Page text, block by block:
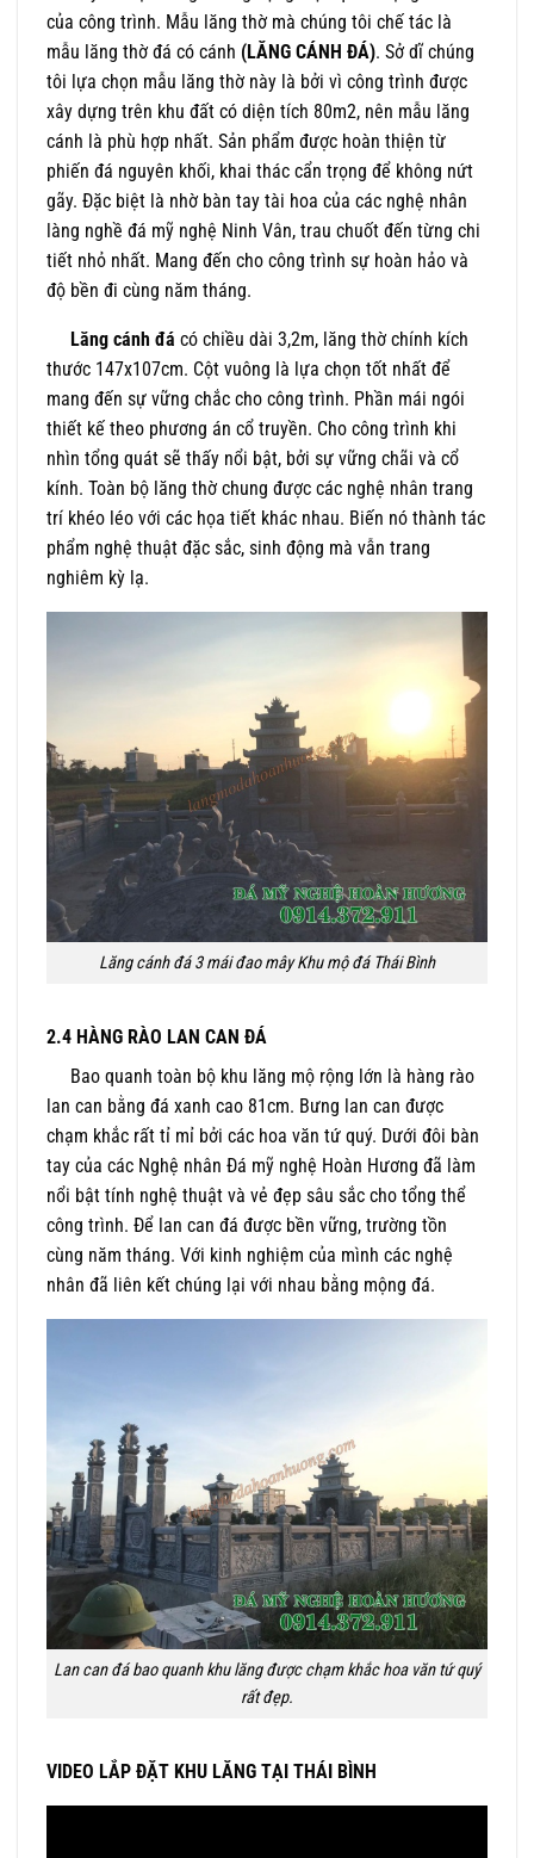
của công trình. Mẫu lăng thờ mà chúng tôi chế tác là
mẫu lăng thờ đá có cánh (LĂNG CÁNH ĐÁ). Sở dĩ chúng
tôi lựa chọn mẫu lăng thờ này là bởi vì công trình được
xây dựng trên khu đất có diện tích 80m2, nên mẫu lăng
cánh là phù hợp nhất. Sản phẩm được hoàn thiện từ
phiến đá nguyên khối, khai thác cẩn trọng để không nứt
gãy. Đặc biệt là nhờ bàn tay tài hoa của các nghệ nhân
làng nghề đá mỹ nghệ Ninh Vân, trau chuốt đến từng chi
tiết nhỏ nhất. Mang đến cho công trình sự hoàn hảo và
độ bền đi cùng năm tháng.
Lăng cánh đá có chiều dài 3,2m, lăng thờ chính kích
thước 147x107cm. Cột vuông là lựa chọn tốt nhất để
mang đến sự vững chắc cho công trình. Phần mái ngói
thiết kế theo phương án cổ truyền. Cho công trình khi
nhìn tổng quát sẽ thấy nổi bật, bởi sự vững chãi và cổ
kính. Toàn bộ lăng thờ chung được các nghệ nhân trang
trí khéo léo với các họa tiết khác nhau. Biến nó thành tác
phẩm nghệ thuật đặc sắc, sinh động mà vẫn trang
nghiêm kỳ lạ.
Lăng cánh đá 3 mái đao mây Khu mộ đá Thái Bình
2.4 HÀNG RÀO LAN CAN ĐÁ
Bao quanh toàn bộ khu lăng mộ rộng lớn là hàng rào
lan can bằng đá xanh cao 81cm. Bưng lan can được
chạm khắc rất tỉ mỉ bởi các hoa văn tứ quý. Dưới đôi bàn
tay của các Nghệ nhân Đá mỹ nghệ Hoàn Hương đã làm
nổi bật tính nghệ thuật và vẻ đẹp sâu sắc cho tổng thể
công trình. Để lan can đá được bền vững, trường tồn
cùng năm tháng. Với kinh nghiệm của mình các nghệ
nhân đã liên kết chúng lại với nhau bằng mộng đá.
Lan can đá bao quanh khu lăng được chạm khắc hoa văn tứ quý
rất đẹp.
VIDEO LẮP ĐẶT KHU LĂNG TẠI THÁI BÌNH